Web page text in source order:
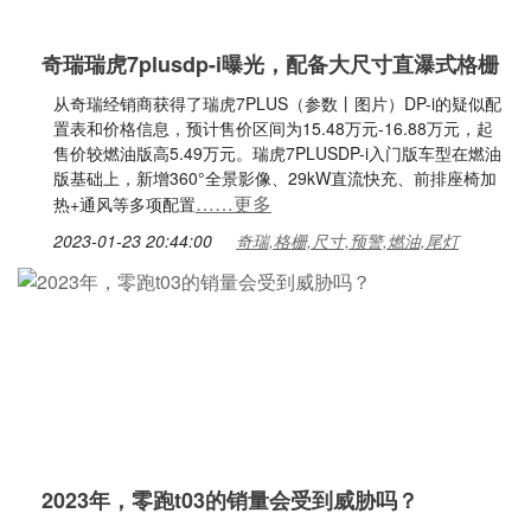
奇瑞瑞虎7plusdp-i曝光，配备大尺寸直瀑式格栅
从奇瑞经销商获得了瑞虎7PLUS（参数丨图片）DP-i的疑似配
置表和价格信息，预计售价区间为15.48万元-16.88万元，起
售价较燃油版高5.49万元。瑞虎7PLUSDP-i入门版车型在燃油
版基础上，新增360°全景影像、29kW直流快充、前排座椅加
热+通风等多项配置……更多
2023-01-23 20:44:00 奇瑞,格栅,尺寸,预警,燃油,尾灯
2023年，零跑t03的销量会受到威胁吗？